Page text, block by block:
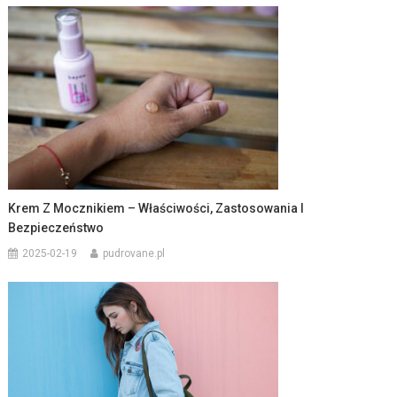
Krem Z Mocznikiem – Właściwości, Zastosowania I
Bezpieczeństwo
2025-02-19 pudrovane.pl